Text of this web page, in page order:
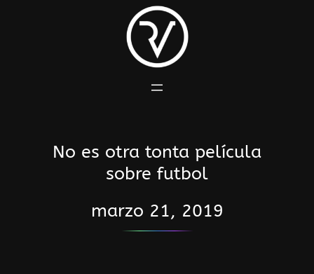
No es otra tonta película
sobre futbol
marzo 21, 2019